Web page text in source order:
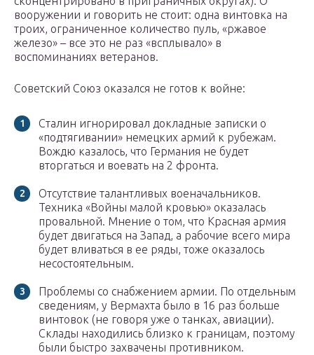
вооружении и говорить не стоит: одна винтовка на
троих, ограниченное количество пуль, «ржавое
железо» – все это не раз «всплывало» в
воспоминаниях ветеранов.
Советский Союз оказался не готов к войне:
Сталин игнорировал докладные записки о
«подтягивании» немецких армий к рубежам.
Вождю казалось, что Германия не будет
вторгаться и воевать на 2 фронта.
Отсутствие талантливых военачальников.
Техника «Войны малой кровью» оказалась
провальной. Мнение о том, что Красная армия
будет двигаться на Запад, а рабочие всего мира
будет вливаться в ее ряды, тоже оказалось
несостоятельным.
Проблемы со снабжением армии. По отдельным
сведениям, у Вермахта было в 16 раз больше
винтовок (не говоря уже о танках, авиации).
Склады находились близко к границам, поэтому
были быстро захвачены противником.